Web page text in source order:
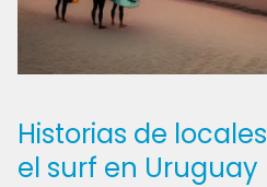
Historias de
el surf en Uruguay